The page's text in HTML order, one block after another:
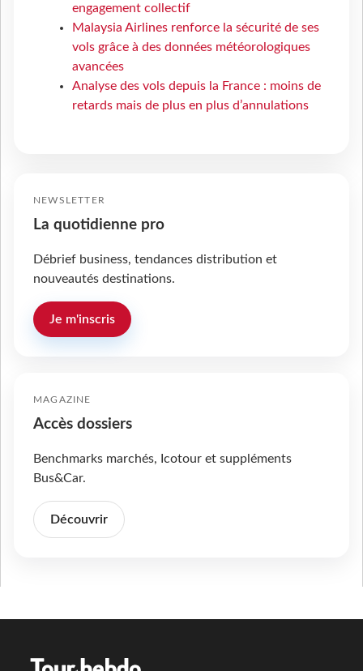
engagement collectif
Malaysia Airlines renforce la sécurité de ses
vols grâce à des données météorologiques
avancées
Analyse des vols depuis la France : moins de
retards mais de plus en plus d’annulations
NEWSLETTER
La quotidienne pro
Débrief business, tendances distribution et
nouveautés destinations.
Je m'inscris
MAGAZINE
Accès dossiers
Benchmarks marchés, Icotour et suppléments
Bus&Car.
Découvrir